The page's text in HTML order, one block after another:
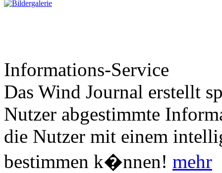
Informations-Service
Das Wind Journal erstellt
Nutzer abgestimmte
die Nutzer mit einem
bestimmen k�nnen! mehr